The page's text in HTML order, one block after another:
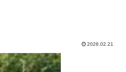
2026.02.21